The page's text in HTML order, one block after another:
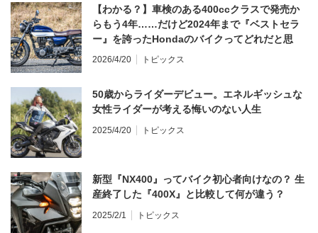
【わかる？】車検のある400ccクラスで発売か
らもう4年……だけど2024年まで『ベストセラ
ー』を誇ったHondaのバイクってどれだと思
う？
2026/4/20 トピックス
50歳からライダーデビュー。エネルギッシュな
女性ライダーが考える悔いのない人生
2025/4/20 トピックス
新型『NX400』ってバイク初心者向けなの？ 生
産終了した『400X』と比較して何が違う？
2025/2/1 トピックス